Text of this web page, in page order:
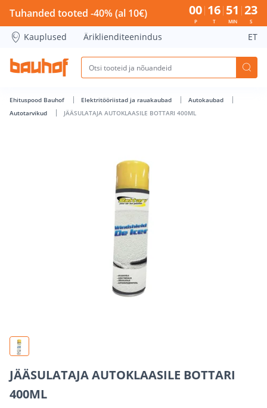
JÄÄSULATAJA AUTOKLAASILE BOTTARI 400ML - Bauhof has
Tuhanded tooted -40% (al 10€) 00
P
16
T
51
MIN
22
S
Kauplused Äriklienditeenindus ET
Ehituspood Bauhof Elektritööriistad ja rauakaubad
Autokaubad
Autotarvikud
JÄÄSULATAJA AUTOKLAASILE BOTTARI 400ML
JÄÄSULATAJA AUTOKLAASILE BOTTARI
400ML